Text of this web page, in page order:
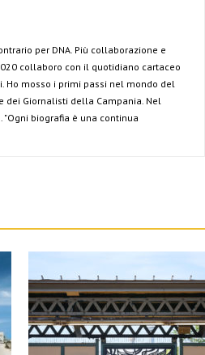
per DNA. Più collaborazione e
collaboro con il quotidiano cartaceo
Ho mosso i primi passi nel mondo del
dei Giornalisti della Campania. Nel
biografia è una continua